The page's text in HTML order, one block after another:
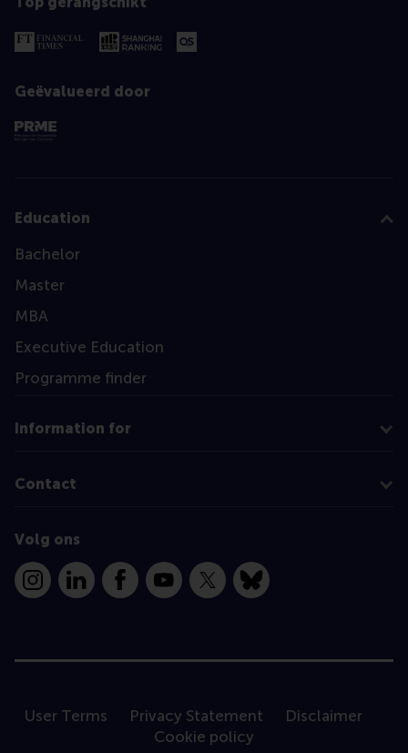
Geëvalueerd door
Education
Bachelor
Master
MBA
Executive Education
Programme finder
Information for
Contact
Volg ons
InstagramLinkedInFacebookYouTube
X Bluesky
User Terms Privacy Statement
Disclaimer
Cookie policy